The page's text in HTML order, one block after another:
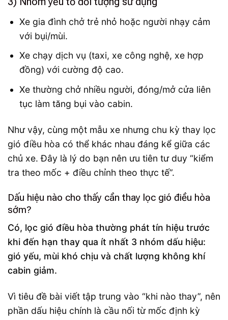
Xe gia đình chở trẻ nhỏ hoặc người nhạy cảm
với bụi/mùi.
Xe chạy dịch vụ (taxi, xe công nghệ, xe hợp
đồng) với cường độ cao.
Xe thường chở nhiều người, đóng/mở cửa liên
tục làm tăng bụi vào cabin.
Như vậy, cùng một mẫu xe nhưng chu kỳ thay lọc
gió điều hòa có thể khác nhau đáng kể giữa các
chủ xe. Đây là lý do bạn nên ưu tiên tư duy “kiểm
tra theo mốc + điều chỉnh theo thực tế”.
Dấu hiệu nào cho thấy cần thay lọc gió điều hòa
sớm?
Có, lọc gió điều hòa thường phát tín hiệu trước
khi đến hạn thay qua ít nhất 3 nhóm dấu hiệu:
gió yếu, mùi khó chịu và chất lượng không khí
cabin giảm.
Vì tiêu đề bài viết tập trung vào “khi nào thay”, nên
phần dấu hiệu chính là cầu nối từ mốc định kỳ